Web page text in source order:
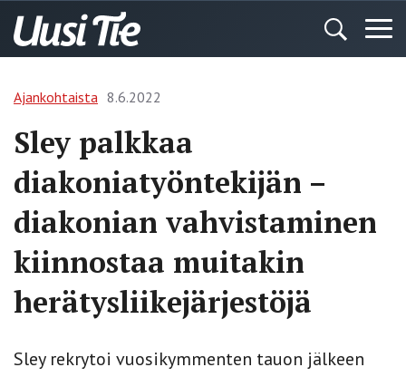
Ajankohtaista 8.6.2022
Sley palkkaa
diakoniatyöntekijän –
diakonian vahvistaminen
kiinnostaa muitakin
herätysliikejärjestöjä
Sley rekrytoi vuosikymmenten tauon jälkeen